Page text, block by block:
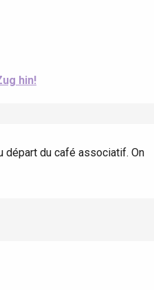
hin!
départ du café associatif. On